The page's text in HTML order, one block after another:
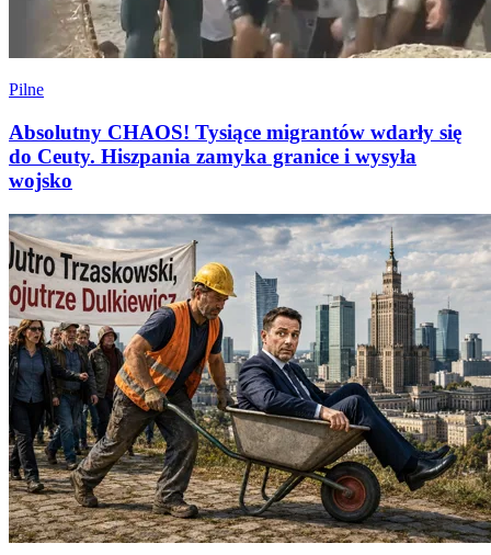
Pilne
Absolutny CHAOS! Tysiące migrantów wdarły się
do Ceuty. Hiszpania zamyka granice i wysyła
wojsko